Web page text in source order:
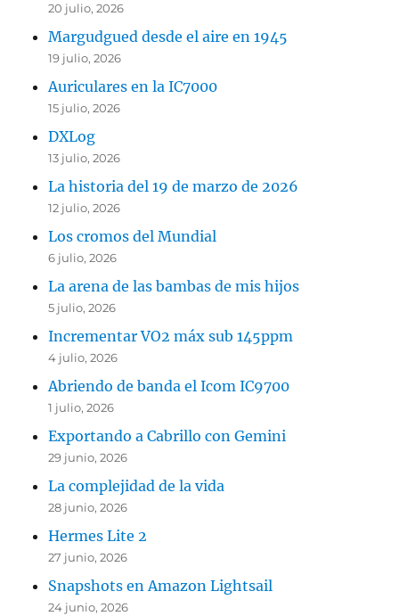
20 julio, 2026
Margudgued desde el aire en 1945
19 julio, 2026
Auriculares en la IC7000
15 julio, 2026
DXLog
13 julio, 2026
La historia del 19 de marzo de 2026
12 julio, 2026
Los cromos del Mundial
6 julio, 2026
La arena de las bambas de mis hijos
5 julio, 2026
Incrementar VO2 máx sub 145ppm
4 julio, 2026
Abriendo de banda el Icom IC9700
1 julio, 2026
Exportando a Cabrillo con Gemini
29 junio, 2026
La complejidad de la vida
28 junio, 2026
Hermes Lite 2
27 junio, 2026
Snapshots en Amazon Lightsail
24 junio, 2026